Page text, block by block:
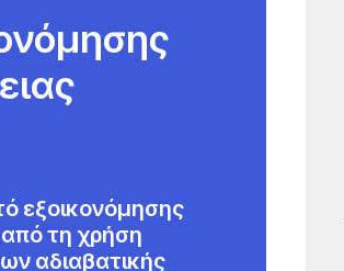
εξοικονόμησης
από τη χρήση
αδιαβατικής